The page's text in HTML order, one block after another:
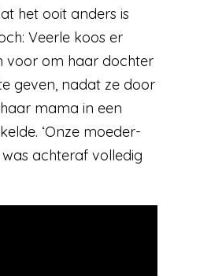
het ooit anders is
Veerle koos er
voor om haar dochter
geven, nadat ze door
mama in een
‘Onze moeder-
achteraf volledig